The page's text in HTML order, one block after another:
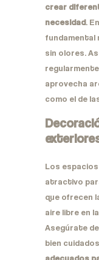
crear
necesidad.
fundamental
sin olores.
aprovecha
como el de
Los
atractivo
que ofrecen
aire libre en
Asegúrate
bien
adecuados